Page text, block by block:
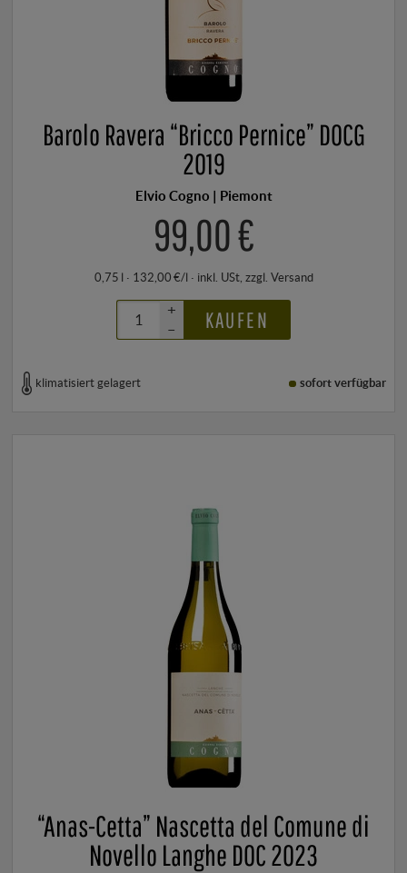
Barolo Ravera “Bricco Pernice” DOCG
2019
Elvio Cogno | Piemont
99,00 €
0,75 l · 132,00 €/l· inkl. USt, zzgl. Versand
+
–
KAUFEN
klimatisiert gelagert sofort verfügbar
“Anas-Cetta” Nascetta del Comune di
Novello Langhe DOC 2023